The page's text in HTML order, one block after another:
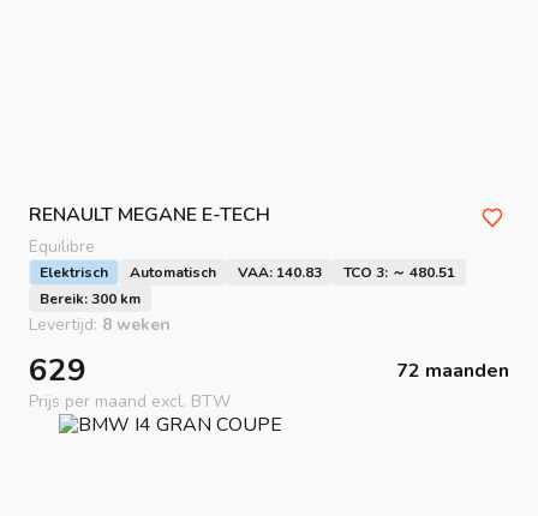
RENAULT MEGANE E-TECH
Equilibre
Elektrisch Automatisch VAA: 140.83
TCO 3: ～ 480.51
Bereik: 300 km
Levertijd: 8 weken
629 72 maanden
Prijs per maand excl. BTW